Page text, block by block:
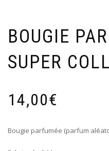
BOUGIE
SUPER
14,00€
Bougie parfumée (parfum